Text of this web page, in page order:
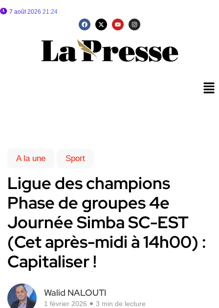
7 août 2026 21:24
A la une Sport
Ligue des champions
Phase de groupes 4e
Journée Simba SC-EST
(Cet après-midi à 14h00) :
Capitaliser !
Walid NALOUTI
1 février 2026 3 min de lecture